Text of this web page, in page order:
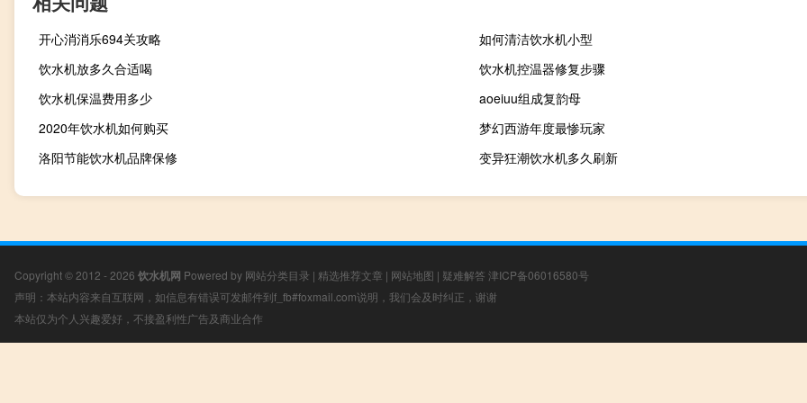
开心消消乐694关攻略
如何清洁饮水机小型
饮水机放多久合适喝
饮水机控温器修复步骤
饮水机保温费用多少
aoeiuu组成复韵母
2020年饮水机如何购买
梦幻西游年度最惨玩家
洛阳节能饮水机品牌保修
变异狂潮饮水机多久刷新
Copyright © 2012 - 2026 饮水机网 Powered by 网站分类目录 | 精选推荐文章 | 网站地图 | 疑难解答 津ICP备06016580号
声明：本站内容来自互联网，如信息有错误可发邮件到f_fb#foxmail.com说明，我们会及时纠正，谢谢
本站仅为个人兴趣爱好，不接盈利性广告及商业合作